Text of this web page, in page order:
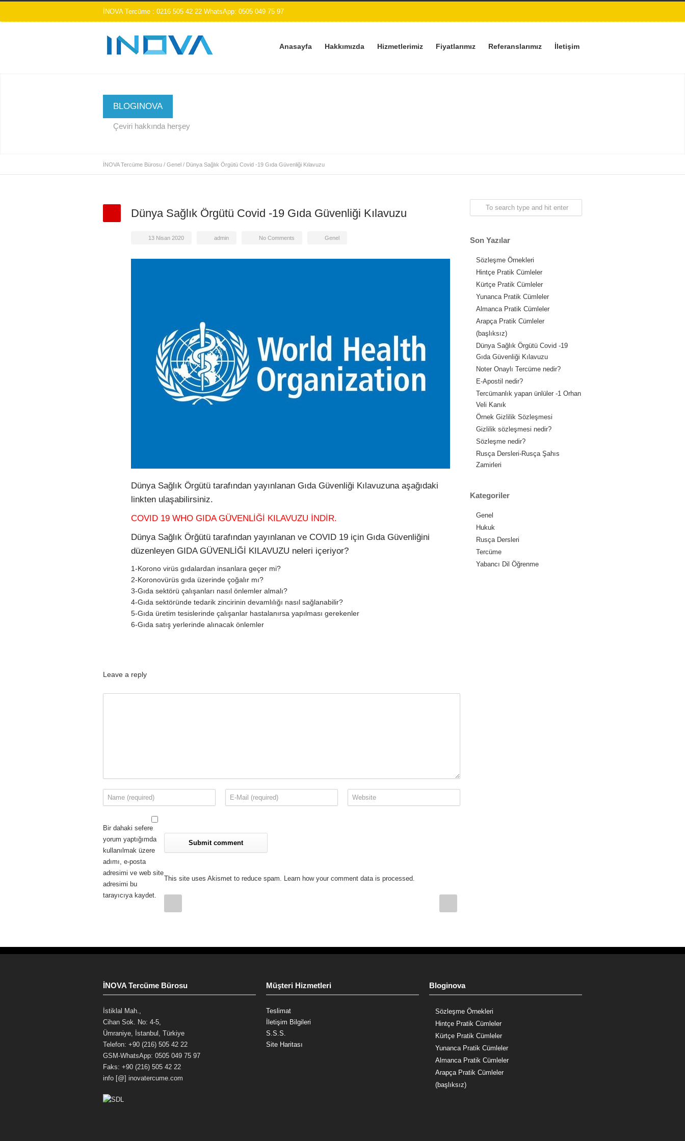
İNOVA Tercüme : 0216 505 42 22 WhatsApp: 0505 049 75 97
Anasayfa Hakkımızda Hizmetlerimiz Fiyatlarımız Referanslarımız İletişim
BLOGINOVA
Çeviri hakkında herşey
İNOVA Tercüme Bürosu / Genel / Dünya Sağlık Örgütü Covid -19 Gıda Güvenliği Kılavuzu
Dünya Sağlık Örgütü Covid -19 Gıda Güvenliği Kılavuzu
13 Nisan 2020 admin No Comments Genel
Dünya Sağlık Örgütü tarafından yayınlanan Gıda Güvenliği Kılavuzuna aşağıdaki
linkten ulaşabilirsiniz.
COVID 19 WHO GIDA GÜVENLİĞİ KILAVUZU İNDİR.
Dünya Sağlık Örğütü tarafından yayınlanan ve COVID 19 için Gıda Güvenliğini
düzenleyen GIDA GÜVENLİĞİ KILAVUZU neleri içeriyor?
1-Korono virüs gıdalardan insanlara geçer mi?
2-Koronovürüs gıda üzerinde çoğalır mı?
3-Gıda sektörü çalışanları nasıl önlemler almalı?
4-Gıda sektöründe tedarik zincirinin devamlılığı nasıl sağlanabilir?
5-Gıda üretim tesislerinde çalışanlar hastalanırsa yapılması gerekenler
6-Gıda satış yerlerinde alınacak önlemler
Leave a reply
Bir dahaki sefere
yorum yaptığımda
kullanılmak üzere
adımı, e-posta
adresimi ve web site
adresimi bu
tarayıcıya kaydet.
This site uses Akismet to reduce spam. Learn how your comment data is processed.
Son Yazılar
Sözleşme Örnekleri
Hintçe Pratik Cümleler
Kürtçe Pratik Cümleler
Yunanca Pratik Cümleler
Almanca Pratik Cümleler
Arapça Pratik Cümleler
(başlıksız)
Dünya Sağlık Örgütü Covid -19
Gıda Güvenliği Kılavuzu
Noter Onaylı Tercüme nedir?
E-Apostil nedir?
Tercümanlık yapan ünlüler -1 Orhan
Veli Kanık
Örnek Gizlilik Sözleşmesi
Gizlilik sözleşmesi nedir?
Sözleşme nedir?
Rusça Dersleri-Rusça Şahıs
Zamirleri
Kategoriler
Genel
Hukuk
Rusça Dersleri
Tercüme
Yabancı Dil Öğrenme
İNOVA Tercüme Bürosu
İstiklal Mah.,
Cihan Sok. No: 4-5,
Ümraniye, İstanbul, Türkiye
Telefon: +90 (216) 505 42 22
GSM-WhatsApp: 0505 049 75 97
Faks: +90 (216) 505 42 22
info [@] inovatercume.com
Müşteri Hizmetleri
Teslimat
İletişim Bilgileri
S.S.S.
Site Haritası
Bloginova
Sözleşme Örnekleri
Hintçe Pratik Cümleler
Kürtçe Pratik Cümleler
Yunanca Pratik Cümleler
Almanca Pratik Cümleler
Arapça Pratik Cümleler
(başlıksız)